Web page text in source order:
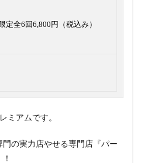
定全6回6,800円（税込み）
ミアムです。
の実力店やせる専門店『パー